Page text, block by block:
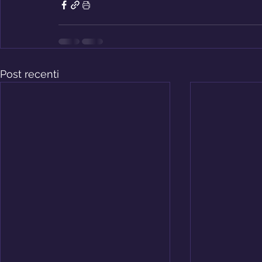
Post recenti